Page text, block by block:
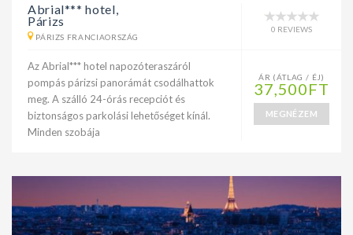
Abrial*** hotel,
Párizs
PÁRIZS FRANCIAORSZÁG
0 REVIEWS
Az Abrial*** hotel napozóteraszáról
pompás párizsi panorámát csodálhattok
meg. A szálló 24-órás recepciót és
biztonságos parkolási lehetőséget kínál.
Minden szobája
ÁR (ÁTLAG / ÉJ)
37,500FT
MEGNÉZEM